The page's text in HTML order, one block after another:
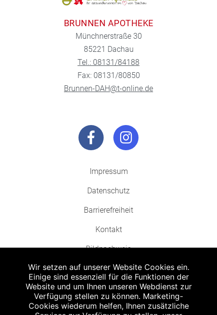
BRUNNEN APOTHEKE
Münchnerstraße 30
85221 Dachau
Tel.: 08131/84188
Fax: 08131/80850
Brunnen-DAH@t-online.de
Impressum
Datenschutz
Barrierefreiheit
Kontakt
Bildnachweis
Abgabe in haushaltsüblichen Mengen, solange der Vorrat reicht. Für Druck-
und Satzfehler keine Haftung.
Wir setzen auf unserer Website Cookies ein.
Einige sind essenziell für die Funktionen der
Website und um Ihnen unseren Webdienst zur
Verfügung stellen zu können. Marketing-
Cookies wiederum helfen, Ihnen zusätzliche